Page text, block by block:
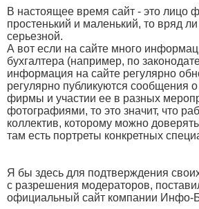
В настоящее время сайт - это лицо
простенький и маленький, то вряд
серьезной.
А вот если на сайте много
бухгалтера (например, по
информация на сайте регулярно
регулярно публикуются сообщения о
фирмы и участии ее в разных
фотографиями, то это значит, что
коллектив, которому можно
там есть портреты конкретных
Я бы здесь для подтверждения
с разрешения модераторов,
официальный сайт компании Инфо-